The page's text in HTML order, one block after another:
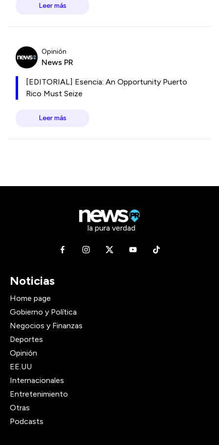
Leer más
Opinión
News PR
[EDITORIAL] Esencia: An Opportunity Puerto
Rico Must Seize
Leer más
la pura verdad
Noticias
Home page
Gobierno y Política
Negocios y Finanzas
Deportes
Opinión
EE.UU
Internacionales
Entretenimiento
Otras
Podcasts